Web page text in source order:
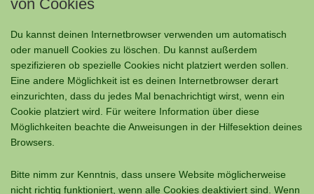
von Cookies
Du kannst deinen Internetbrowser verwenden um automatisch
oder manuell Cookies zu löschen. Du kannst außerdem
spezifizieren ob spezielle Cookies nicht platziert werden sollen.
Eine andere Möglichkeit ist es deinen Internetbrowser derart
einzurichten, dass du jedes Mal benachrichtigt wirst, wenn ein
Cookie platziert wird. Für weitere Information über diese
Möglichkeiten beachte die Anweisungen in der Hilfesektion deines
Browsers.
Bitte nimm zur Kenntnis, dass unsere Website möglicherweise
nicht richtig funktioniert, wenn alle Cookies deaktiviert sind. Wenn